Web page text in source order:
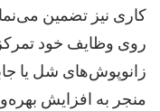
کاری نیز تضمین
روی وظایف خود تمرکز
زانوپوش‌های شل یا
منجر به افزایش